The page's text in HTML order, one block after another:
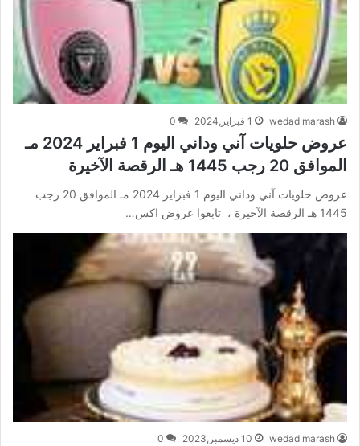
wedad marash 1 فبراير,2024 0
عروض حلويات آني وداني اليوم 1 فبراير 2024 مـ
الموافق 20 رجب 1445 هـ الرقصة الآخيرة
عروض حلويات آني وداني اليوم 1 فبراير 2024 مـ الموافق 20 رجب
1445 هـ الرقصة الآخيرة ، تابعوا عروض اكس…
wedad marash 10 ديسمبر,2023 0